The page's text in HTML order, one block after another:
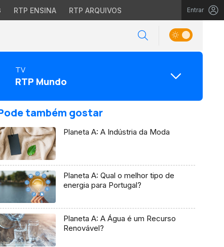
RTP ENSINA RTP ARQUIVOS Entrar
TV
RTP Mundo
também gostar
Planeta A: A Indústria da Moda
Planeta A: Qual o melhor tipo de
energia para Portugal?
Planeta A: A Água é um Recurso
Renovável?